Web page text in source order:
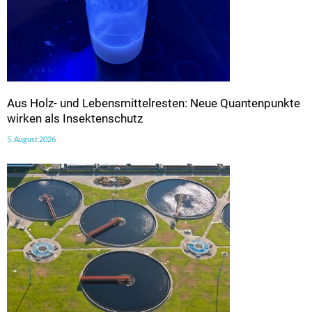
Aus Holz- und Lebensmittelresten: Neue Quantenpunkte
wirken als Insektenschutz
5. August 2026